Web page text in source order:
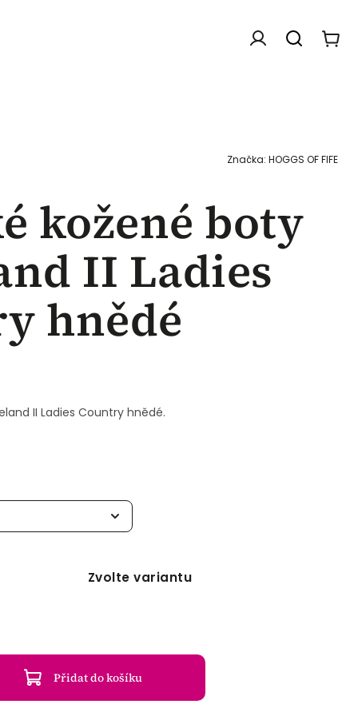
Dárkové poukazy Chovatelské
kožené boty
II Ladies
hnědé
II Ladies Country hnědé.
Značka: HOGGS OF FIFE
Zvolte variantu
Přidat do košíku